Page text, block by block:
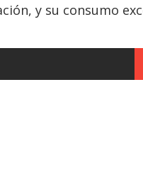
y su consumo